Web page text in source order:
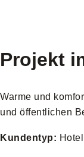
Projekt
Warme und
und öffentlichen
Kundentyp: